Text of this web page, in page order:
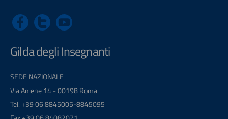
Gilda degli Insegnanti
SEDE NAZIONALE
Via Aniene 14 - 00198 Roma
Tel. +39 06 8845005-8845095